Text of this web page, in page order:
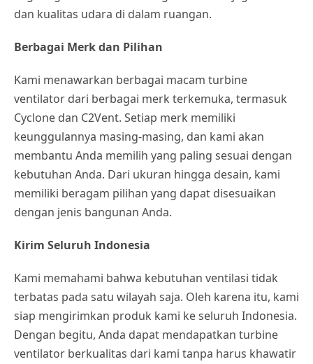
dan kualitas udara di dalam ruangan.
Berbagai Merk dan Pilihan
Kami menawarkan berbagai macam turbine
ventilator dari berbagai merk terkemuka, termasuk
Cyclone dan C2Vent. Setiap merk memiliki
keunggulannya masing-masing, dan kami akan
membantu Anda memilih yang paling sesuai dengan
kebutuhan Anda. Dari ukuran hingga desain, kami
memiliki beragam pilihan yang dapat disesuaikan
dengan jenis bangunan Anda.
Kirim Seluruh Indonesia
Kami memahami bahwa kebutuhan ventilasi tidak
terbatas pada satu wilayah saja. Oleh karena itu, kami
siap mengirimkan produk kami ke seluruh Indonesia.
Dengan begitu, Anda dapat mendapatkan turbine
ventilator berkualitas dari kami tanpa harus khawatir